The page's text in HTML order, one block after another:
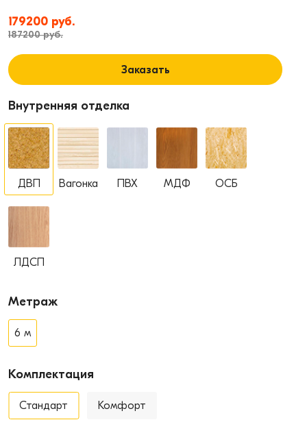
179200 руб.
187200 руб.
Заказать
Внутренняя отделка
ДВП Вагонка ПВХ МДФ ОСБ
ЛДСП
Метраж
6 м
Комплектация
Стандарт Комфорт